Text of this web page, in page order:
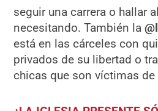
seguir una carrera o hallar
necesitando. También la
está en las cárceles con
privados de su libertad o
chicas que son víctimas